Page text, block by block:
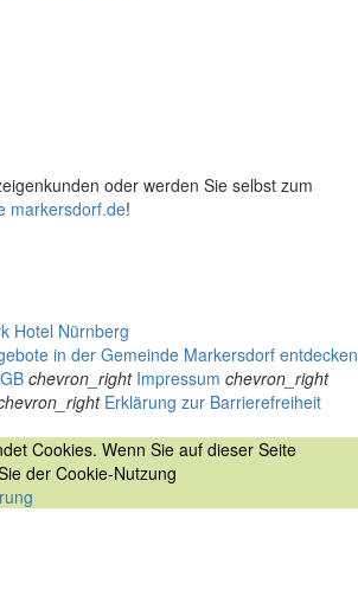
oder werden Sie selbst zum
markersdorf.de!
Hotel Nürnberg
chevron_right Impressum chevron_right
Erklärung zur Barrierefreiheit
Cookies. Wenn Sie auf dieser Seite
der Cookie-Nutzung